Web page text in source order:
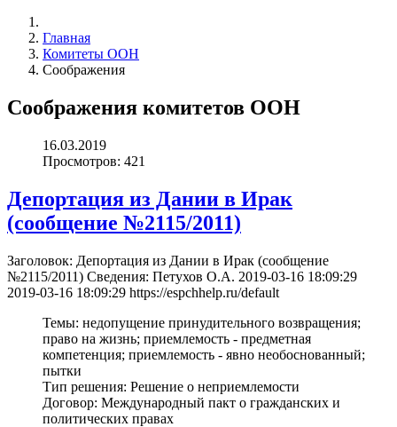
Главная
Комитеты ООН
Соображения
Соображения комитетов ООН
16.03.2019
Просмотров: 421
Депортация из Дании в Ирак
(cообщение №2115/2011)
Заголовок: Депортация из Дании в Ирак (cообщение
№2115/2011) Сведения: Петухов О.А. 2019-03-16 18:09:29
2019-03-16 18:09:29 https://espchhelp.ru/default
Темы: недопущение принудительного возвращения;
право на жизнь; приемлемость - предметная
компетенция; приемлемость - явно необоснованный;
пытки
Тип решения: Решение о неприемлемости
Договор: Международный пакт о гражданских и
политических правах